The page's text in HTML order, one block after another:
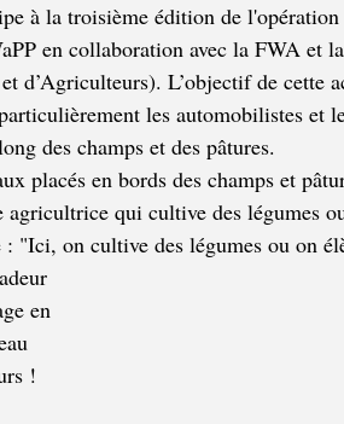
à la troisième édition de
en collaboration avec la FWA et la
d’Agriculteurs). L’objectif de cette
les automobilistes et
des champs et des pâtures.
placés en bords des champs et
agricultrice qui cultive des légumes
"Ici, on cultive des légumes ou on
en
!